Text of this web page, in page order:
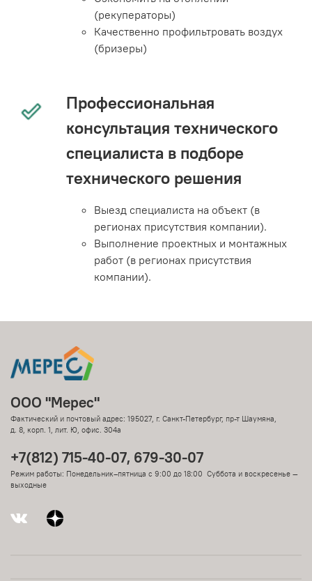
(рекуператоры)
Качественно профильтровать воздух
(бризеры)
Профессиональная
консультация технического
специалиста в подборе
технического решения
Выезд специалиста на объект (в
регионах присутствия компании).
Выполнение проектных и монтажных
работ (в регионах присутствия
компании).
ООО "Мерес"
Фактический и почтовый адрес: 195027, г. Санкт-Петербург, пр-т Шаумяна,
д. 8, корп. 1, лит. Ю, офис. 304а
+7(812) 715-40-07, 679-30-07
Режим работы: Понедельник–пятница с 9:00 до 18:00 Суббота и воскресенье —
выходные